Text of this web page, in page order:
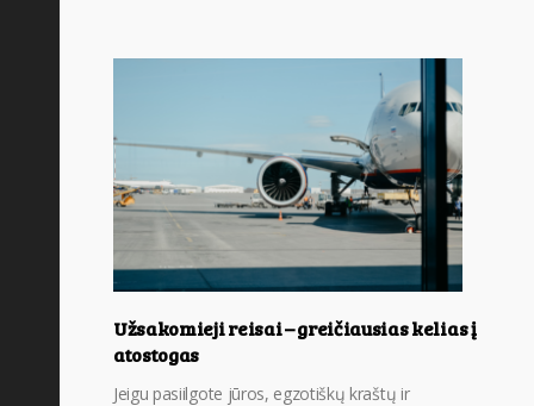
Užsakomieji reisai – greičiausias kelias į
atostogas
Jeigu pasiilgote jūros, egzotiškų kraštų ir